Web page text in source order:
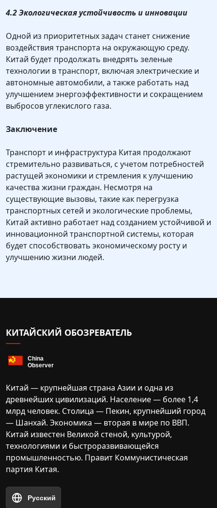
4.2 Экологическая устойчивость и инновации
Одной из приоритетных задач станет снижение
воздействия транспорта на окружающую среду.
Китай будет продолжать внедрять зеленые
технологии в транспорт, включая электрические и
автономные автомобили, а также работать над
улучшением энергоэффективности и сокращением
выбросов углекислого газа.
Заключение
Транспорт и инфраструктура Китая продолжают
стремительно развиваться, с учетом потребностей
растущей экономики и стремления к улучшению
качества жизни граждан. Несмотря на
существующие вызовы, такие как перегрузка
транспортных сетей и экологические проблемы,
Китай активно работает над созданием устойчивой и
инновационной транспортной системы, которая
будет способствовать экономическому росту и
улучшению жизни людей.
КИТАЙСКИЙ ОБОЗРЕВАТЕЛЬ
Китай — крупнейшая страна Азии и одна из
древнейших цивилизаций. Население — более 1,4
млрд человек. Столица — Пекин, крупнейший город
— Шанхай. Экономика — вторая в мире по ВВП.
Китай известен Великой стеной, культурой,
технологиями и быстроразвивающейся
промышленностью. Правит Коммунистическая
партия Китая.
Русский